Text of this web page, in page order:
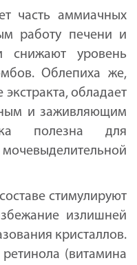
часть аммиачных
работу печени и
снижают уровень
Облепиха же,
обладает
и заживляющим
полезна для
стимулируют
излишней
кристаллов.
(витамина